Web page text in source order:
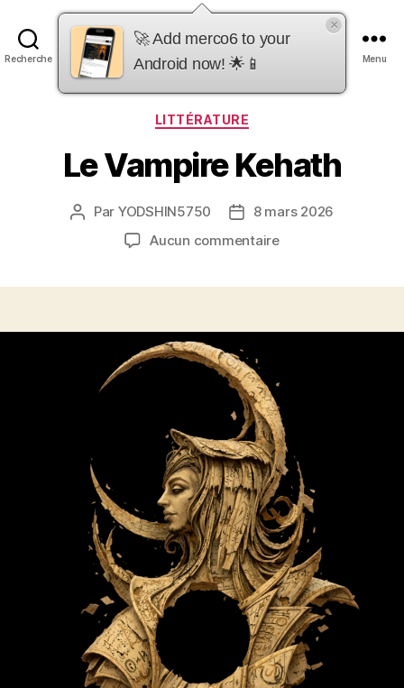
Recherche
merco6
Menu
Catégories
LITTÉRATURE
Le Vampire Kehath
Auteur
Par YODSHIN5750
Date8 mars 2026
Aucun commentairesur
🚀 Add merco6 to your
Android now! 🌟📱
×